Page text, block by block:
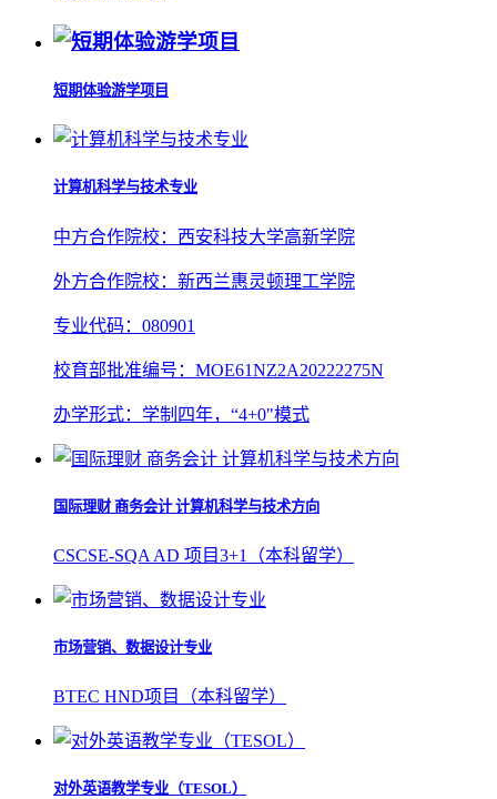
短期体验游学项目
计算机科学与技术专业
中方合作院校：西安科技大学高新学院
外方合作院校：新西兰惠灵顿理工学院
专业代码：080901
校育部批准编号：MOE61NZ2A20222275N
办学形式：学制四年，“4+0"模式
国际理财 商务会计 计算机科学与技术方向
CSCSE-SQA AD 项目3+1（本科留学）
市场营销、数据设计专业
BTEC HND项目（本科留学）
对外英语教学专业（TESOL）